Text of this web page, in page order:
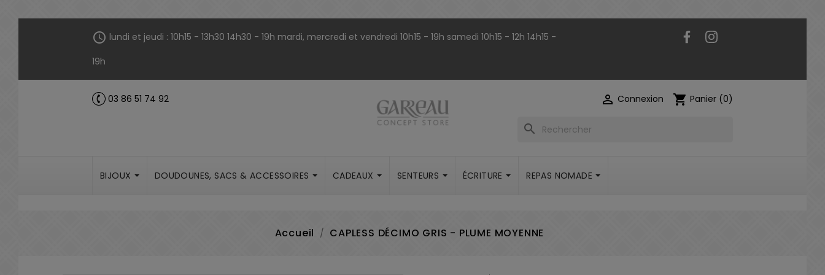
schedule lundi et jeudi : 10h15 - 13h30 14h30 - 19h mardi, mercredi et vendredi 10h15 - 19h samedi 10h15 - 12h 14h15 -
19h
Facebook
call 03 86 51 74 92  Connexion shopping_cart Panier (0)
search
BIJOUX DOUDOUNES, SACS & ACCESSOIRES CADEAUX SENTEURS ÉCRITURE REPAS NOMADE
Accueil CAPLESS DÉCIMO GRIS - PLUME MOYENNE